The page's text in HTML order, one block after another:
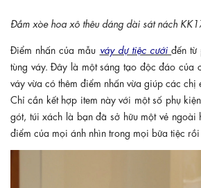
Đầm xòe hoa xô thêu dáng dài sát nách
Điểm nhấn của mẫu váy dự tiệc cưới đến từ
tùng váy. Đây là một sáng tạo độc đáo của
váy vừa có thêm điểm nhấn vừa giúp các chị
Chỉ cần kết hợp item này với một số phụ
gót, túi xách là bạn đã sở hữu một vẻ ngoài
điểm của mọi ánh nhìn trong mọi bữa tiệc rồi